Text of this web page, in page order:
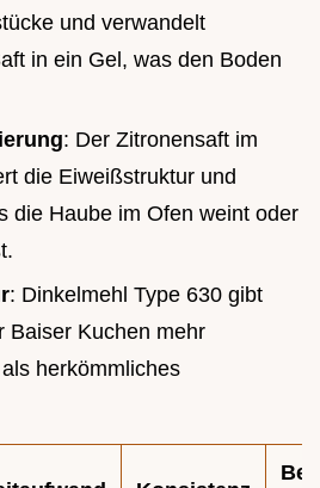
und verwandelt
in ein Gel, was den Boden
: Der Zitronensaft im
die Eiweißstruktur und
die Haube im Ofen weint oder
: Dinkelmehl Type 630 gibt
Baiser Kuchen mehr
herkömmliches